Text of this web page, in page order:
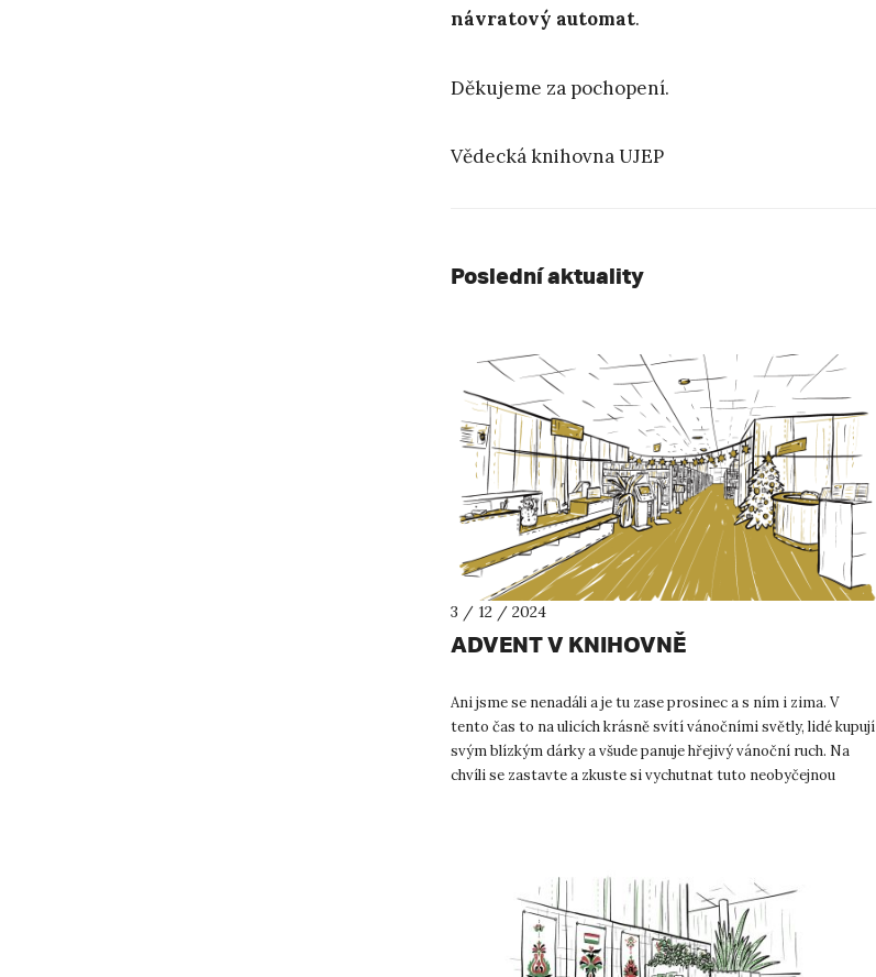
návratový automat.
Děkujeme za pochopení.
Vědecká knihovna UJEP
Poslední aktuality
3 / 12 / 2024
ADVENT V KNIHOVNĚ
Ani jsme se nenadáli a je tu zase prosinec a s ním i zima. V
tento čas to na ulicích krásně svítí vánočními světly, lidé kupují
svým blízkým dárky a všude panuje hřejivý vánoční ruch. Na
chvíli se zastavte a zkuste si vychutnat tuto neobyčejnou